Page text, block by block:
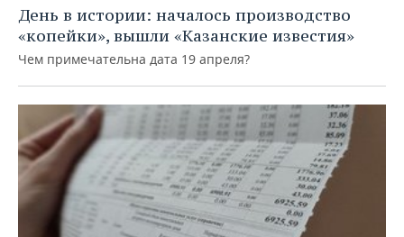
День в истории: началось производство
«копейки», вышли «Казанские известия»
Чем примечательна дата 19 апреля?